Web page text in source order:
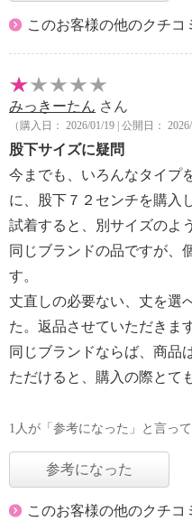
このお客様の他のクチコ
みっきーたん さん
（購入日： 2026/01/19 | 公開日： 2026/
股下サイズに疑問
今までも、いろんなタイプ
に、股下７２センチを購入
試着すると、別サイズのよ
同じブランドの品ですが、
す。
丈直しの必要ない、丈を選
た。返品させていただきます
同じブランドならば、商品
ただけると、購入の際とて
1人が「参考になった」と言っ
参考になった
このお客様の他のクチコ